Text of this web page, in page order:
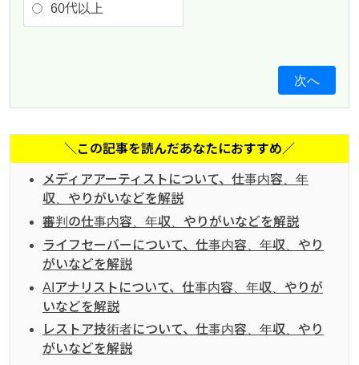
60代以上
次へ
＼この記事を読んだあなたにおすすめ／
メディアアーティストについて、仕事内容、年
収、やりがいなどを解説
審判の仕事内容、年収、やりがいなどを解説
ライフセーバーについて、仕事内容、年収、やり
がいなどを解説
AIアナリストについて、仕事内容、年収、やりが
いなどを解説
レストア技術者について、仕事内容、年収、やり
がいなどを解説